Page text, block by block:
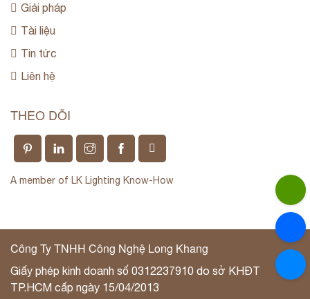
Giải pháp
Tài liệu
Tin tức
Liên hệ
THEO DÕI
A member of LK Lighting Know-How
Công Ty TNHH Công Nghệ Long Khang
Giấy phép kinh doanh số 0312237910 do sở KHĐT
TP.HCM cấp ngày 15/04/2013